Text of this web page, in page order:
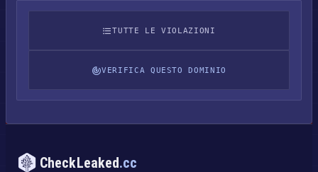
TUTTE LE VIOLAZIONI
VERIFICA QUESTO DOMINIO
CheckLeaked.cc